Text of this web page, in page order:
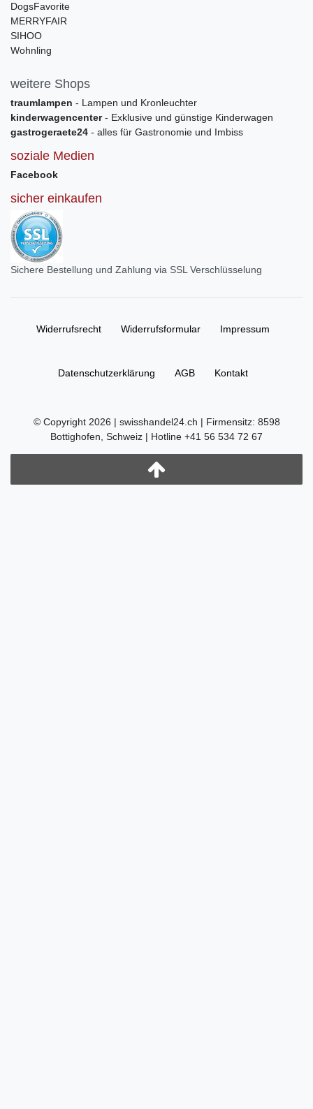
DogsFavorite
MERRYFAIR
SIHOO
Wohnling
weitere Shops
traumlampen - Lampen und Kronleuchter
kinderwagencenter- Exklusive und günstige Kinderwagen
gastrogeraete24 - alles für Gastronomie und Imbiss
soziale Medien
Facebook
sicher einkaufen
Sichere Bestellung und Zahlung via SSL Verschlüsselung
Widerrufs­recht Widerrufs­formular Impressum
Daten­schutz­erklärung AGB Kontakt
© Copyright 2026 | swisshandel24.ch | Firmensitz: 8598
Bottighofen, Schweiz | Hotline +41 56 534 72 67